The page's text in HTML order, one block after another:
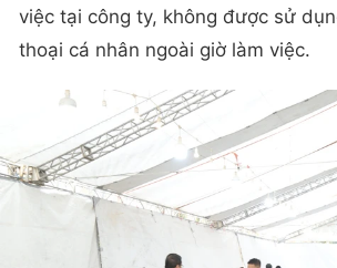
việc tại công ty, không được sử
thoại cá nhân ngoài giờ làm việc.